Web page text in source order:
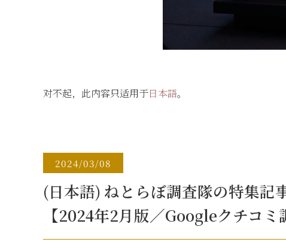
对不起，此内容只适用于日本語。
2024/03/08
(日本語) ねとらぼ調査隊の特集記
【2024年2月版／Googleクチコミ